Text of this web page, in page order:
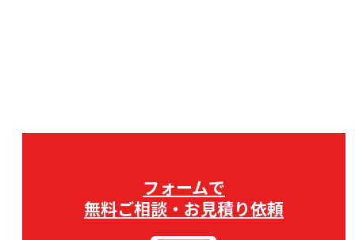
フォームで
無料ご相談・お見積り依頼